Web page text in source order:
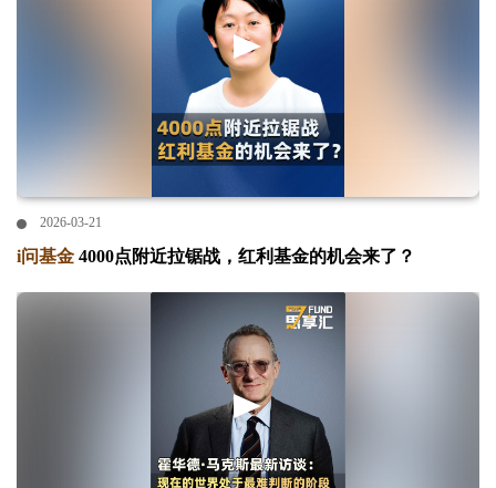
2026-03-21
i问基金 4000点附近拉锯战，红利基金的机会来了？